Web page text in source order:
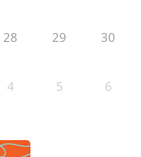
28 29 30
4 5 6